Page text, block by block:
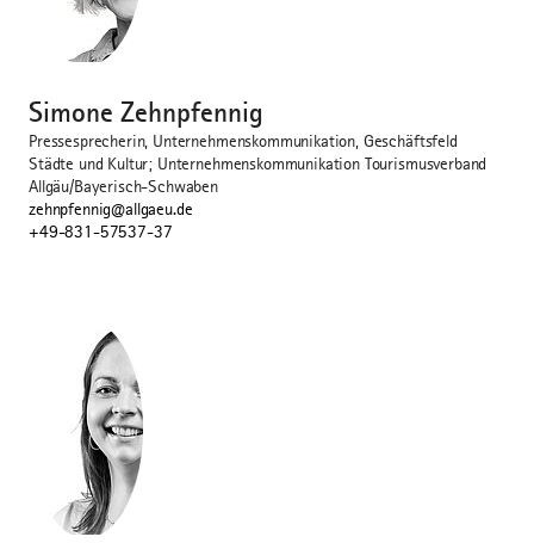
Simone Zehnpfennig
Pressesprecherin, Unternehmenskommunikation, Geschäftsfeld
Städte und Kultur; Unternehmenskommunikation Tourismusverband
Allgäu/Bayerisch-Schwaben
zehnpfennig@allgaeu.de
+49-831-57537-37